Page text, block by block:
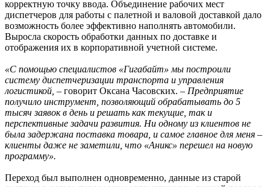
корректную точку ввода. Объединение рабочих мест
диспетчеров для работы с палетной и валовой доставкой дало
возможность более эффективно наполнять автомобили.
Выросла скорость обработки данных по доставке и
отображения их в корпоративной учетной системе.
«С помощью специалистов «Гигабайт» мы построили
систему диспетчеризации транспорта и управления
логистикой, – говорит Оксана Часовских. – Предприятие
получило инструмент, позволяющий обрабатывать до 5
тысяч заявок в день и решать как текущие, так и
перспективные задачи развития. Ни одному из клиентов не
была задержана поставка товара, и самое главное для меня –
клиенты даже не заметили, что «Аникс» перешел на новую
программу».
Переход был выполнен одновременно, данные из старой